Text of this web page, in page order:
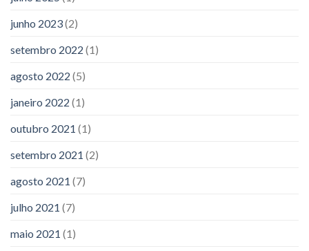
junho 2023(2)
setembro 2022 (1)
agosto 2022 (5)
janeiro 2022 (1)
outubro 2021 (1)
setembro 2021 (2)
agosto 2021 (7)
julho 2021 (7)
maio 2021 (1)